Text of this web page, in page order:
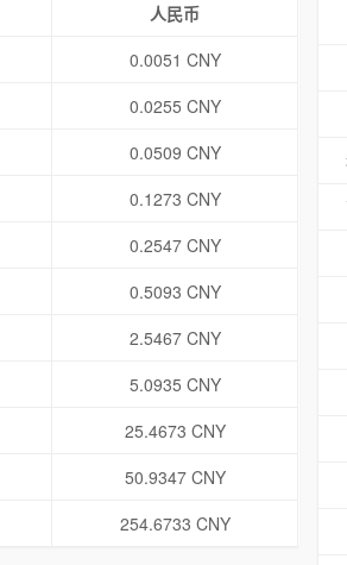
人民币
0.0051 CNY
0.0255 CNY
0.0509 CNY
0.1273 CNY
0.2547 CNY
0.5093 CNY
2.5467 CNY
5.0935 CNY
25.4673 CNY
50.9347 CNY
254.6733 CNY